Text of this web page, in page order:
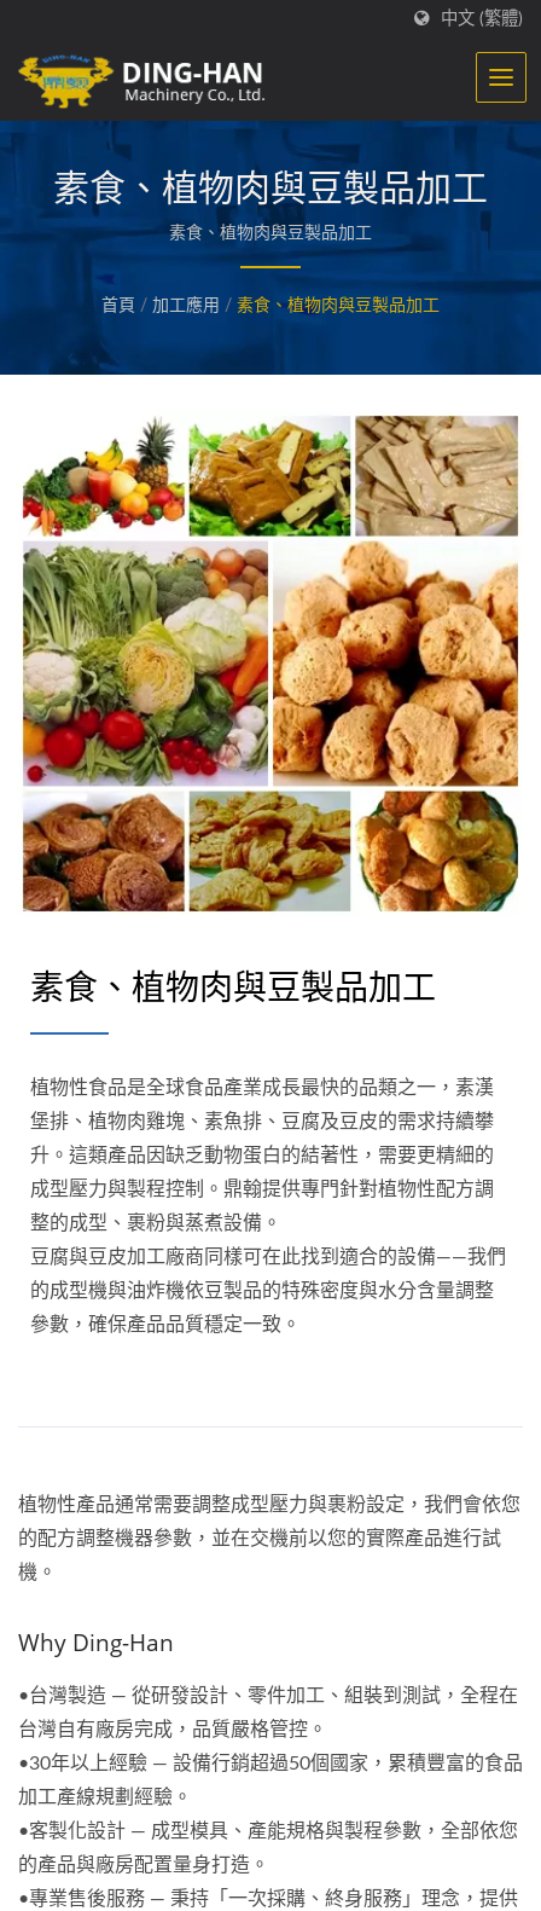
中文 (繁體)
素食、植物肉與豆製品加工
素食、植物肉與豆製品加工
首頁 / 加工應用 / 素食、植物肉與豆製品加工
素食、植物肉與豆製品加工
植物性食品是全球食品產業成長最快的品類之一，素漢
堡排、植物肉雞塊、素魚排、豆腐及豆皮的需求持續攀
升。這類產品因缺乏動物蛋白的結著性，需要更精細的
成型壓力與製程控制。鼎翰提供專門針對植物性配方調
整的成型、裹粉與蒸煮設備。
豆腐與豆皮加工廠商同樣可在此找到適合的設備——我們
的成型機與油炸機依豆製品的特殊密度與水分含量調整
參數，確保產品品質穩定一致。
植物性產品通常需要調整成型壓力與裹粉設定，我們會依您
的配方調整機器參數，並在交機前以您的實際產品進行試
機。
Why Ding-Han
•台灣製造 — 從研發設計、零件加工、組裝到測試，全程在
台灣自有廠房完成，品質嚴格管控。
•30年以上經驗 — 設備行銷超過50個國家，累積豐富的食品
加工產線規劃經驗。
•客製化設計 — 成型模具、產能規格與製程參數，全部依您
的產品與廠房配置量身打造。
•專業售後服務 — 秉持「一次採購、終身服務」理念，提供